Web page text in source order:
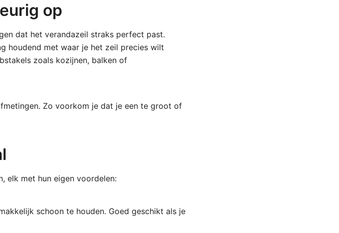
op
dat het verandazeil straks perfect past.
houdend met waar je het zeil precies wilt
zoals kozijnen, balken of
Zo voorkom je dat je een te groot of
elk met hun eigen voordelen:
schoon te houden. Goed geschikt als je